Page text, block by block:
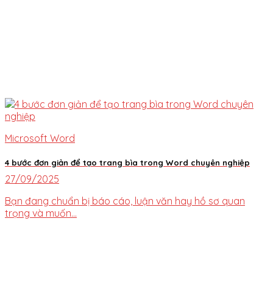
Microsoft Word
4 bước đơn giản để tạo trang bìa trong Word chuyên nghiệp
27/09/2025
Bạn đang chuẩn bị báo cáo, luận văn hay hồ sơ quan
trọng và muốn...